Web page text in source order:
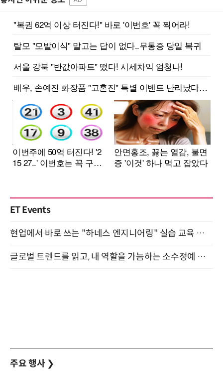
ET Events
현업에서 바로 쓰는 "하네스 엔지니어링" 실습 교육 워크숍 8월 20일 개최
글로벌 트렌드를 읽고, 내 역할을 가늠하는 소수정예 실습 워크숍 (8/28)
주요 행사 ❯